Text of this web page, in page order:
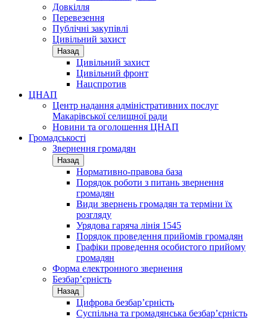
Довкілля
Перевезення
Публічні закупівлі
Цивільний захист
Назад
Цивільний захист
Цивільний фронт
Нацспротив
ЦНАП
Центр надання адміністративних послуг
Макарівської селищної ради
Новини та оголошення ЦНАП
Громадськості
Звернення громадян
Назад
Нормативно-правова база
Порядок роботи з питань звернення
громадян
Види звернень громадян та терміни їх
розгляду
Урядова гаряча лінія 1545
Порядок проведення прийомів громадян
Графіки проведення особистого прийому
громадян
Форма електронного звернення
Безбар’єрність
Назад
Цифрова безбар’єрність
Суспільна та громадянська безбар’єрність